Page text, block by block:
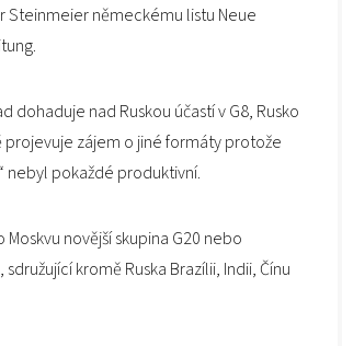
Steinmeier německému listu Neue
dohaduje nad Ruskou účastí v G8, Rusko
projevuje zájem o jiné formáty protože
nebyl pokaždé produktivní.
Moskvu novější skupina G20 nebo
sdružující kromě Ruska Brazílii, Indii, Čínu